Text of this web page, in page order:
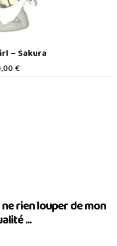
€
– Sakura
rien louper de mon
...